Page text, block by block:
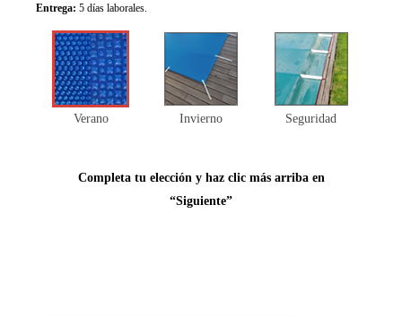
Entrega: 5 días laborales.
Verano Invierno Seguridad
Completa tu elección y haz clic más arriba en
“Siguiente”